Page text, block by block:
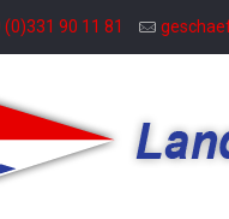
(0)331 90 11 81